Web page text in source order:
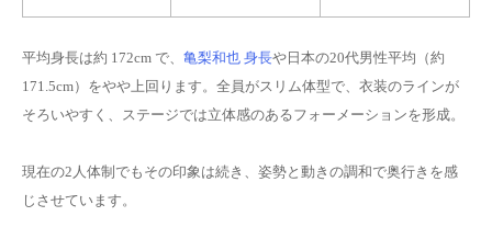
平均身長は約 172cm で、 亀梨和也 身長や日本の20代男性平均（約
171.5cm）をやや上回ります。全員がスリム体型で、衣装のラインが
そろいやすく、ステージでは立体感のあるフォーメーションを形成。
現在の2人体制でもその印象は続き、姿勢と動きの調和で奥行きを感
じさせています。